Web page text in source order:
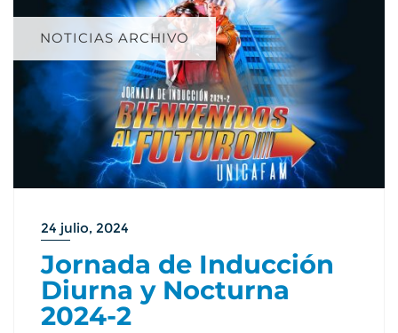
NOTICIAS ARCHIVO
24 julio, 2024
Jornada de Inducción
Diurna y Nocturna
2024-2